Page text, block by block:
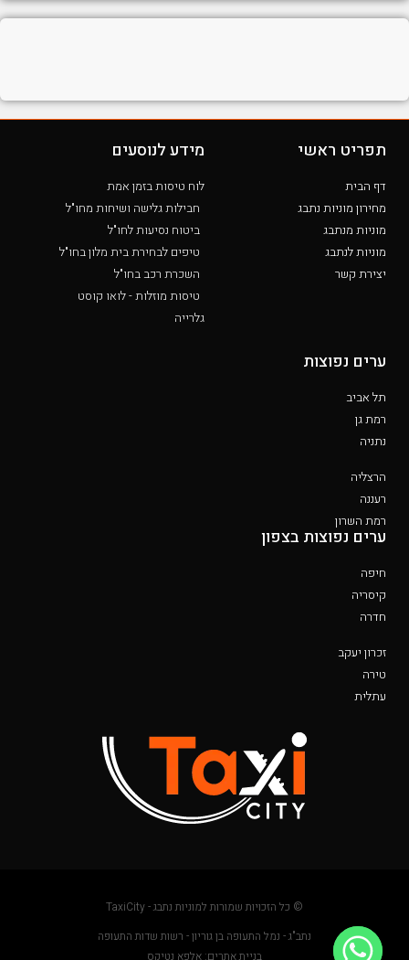
תפריט ראשי
דף הבית
מחירון מוניות נתבג
מוניות מנתבג
מוניות לנתבג
יצירת קשר
מידע לנוסעים
לוח טיסות בזמן אמת
חבילות גלישה ושיחות מחו"ל
ביטוח נסיעות לחו"ל
טיפים לבחירת בית מלון בחו"ל
השכרת רכב בחו"ל
טיסות מוזלות - לואו קוסט
גלרייה
ערים נפוצות
תל אביב
רמת גן
נתניה
הרצליה
רעננה
רמת השרון
ערים נפוצות בצפון
חיפה
קיסריה
חדרה
זכרון יעקב
טירה
עתלית
© כל הזכויות שמורות למוניות נתבג - TaxiCity
נתב"ג - נמל התעופה בן גוריון - רשות שדות התעופה
בניית אתרים: אלפא נטיקס